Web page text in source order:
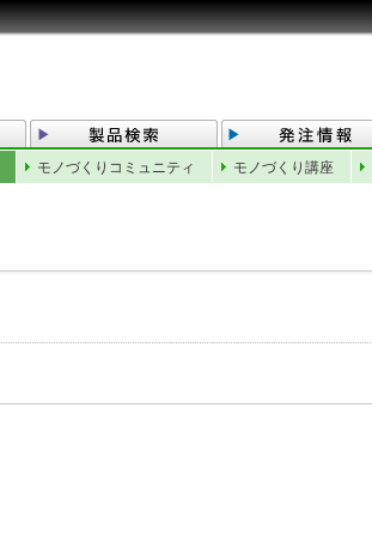
モノづくりコミュニティ モノづくり講座